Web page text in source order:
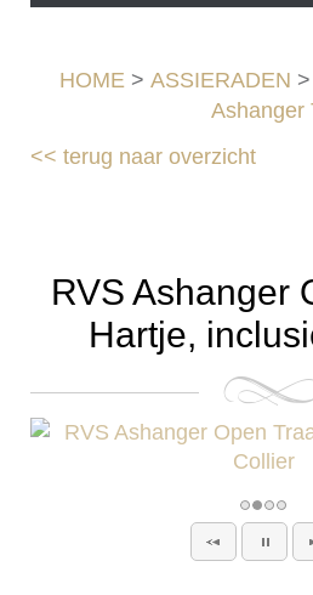
HOME > ASSIERADEN >
Ashanger
<<terug naar overzicht
RVS Ashanger
Hartje,